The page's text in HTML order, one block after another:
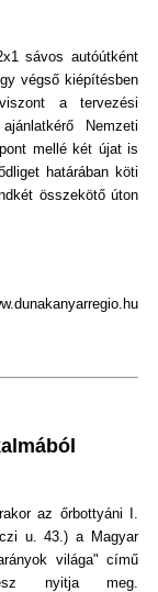
sávos autóútként
végső kiépítésben
a tervezési
Nemzeti
mellé két újat is
határában köti
összekötő úton
az őrbottyáni I.
u. 43.) a Magyar
világa" című
nyitja meg.